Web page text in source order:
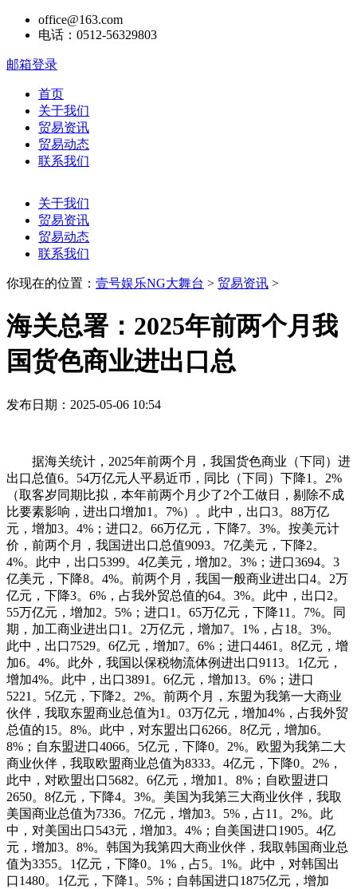
office@163.com
电话：0512-56329803
邮箱登录
首页
关于我们
贸易资讯
贸易动态
联系我们
关于我们
贸易资讯
贸易动态
联系我们
你现在的位置： 壹号娱乐NG大舞台 > 贸易资讯 >
海关总署：2025年前两个月我
国货色商业进出口总
发布日期：2025-05-06 10:54
据海关统计，2025年前两个月，我国货色商业（下同）进
出口总值6。54万亿元人平易近币，同比（下同）下降1。2%
（取客岁同期比拟，本年前两个月少了2个工做日，剔除不成
比要素影响，进出口增加1。7%）。此中，出口3。88万亿
元，增加3。4%；进口2。66万亿元，下降7。3%。按美元计
价，前两个月，我国进出口总值9093。7亿美元，下降2。
4%。此中，出口5399。4亿美元，增加2。3%；进口3694。3
亿美元，下降8。4%。前两个月，我国一般商业进出口4。2万
亿元，下降3。6%，占我外贸总值的64。3%。此中，出口2。
55万亿元，增加2。5%；进口1。65万亿元，下降11。7%。同
期，加工商业进出口1。2万亿元，增加7。1%，占18。3%。
此中，出口7529。6亿元，增加7。6%；进口4461。8亿元，增
加6。4%。此外，我国以保税物流体例进出口9113。1亿元，
增加4%。此中，出口3891。6亿元，增加13。6%；进口
5221。5亿元，下降2。2%。前两个月，东盟为我第一大商业
伙伴，我取东盟商业总值为1。03万亿元，增加4%，占我外贸
总值的15。8%。此中，对东盟出口6266。8亿元，增加6。
8%；自东盟进口4066。5亿元，下降0。2%。欧盟为我第二大
商业伙伴，我取欧盟商业总值为8333。4亿元，下降0。2%，
此中，对欧盟出口5682。6亿元，增加1。8%；自欧盟进口
2650。8亿元，下降4。3%。美国为我第三大商业伙伴，我取
美国商业总值为7336。7亿元，增加3。5%，占11。2%。此
中，对美国出口543元，增加3。4%；自美国进口1905。4亿
元，增加3。8%。韩国为我第四大商业伙伴，我取韩国商业总
值为3355。1亿元，下降0。1%，占5。1%。此中，对韩国出
口1480。1亿元，下降1。5%；自韩国进口1875亿元，增加